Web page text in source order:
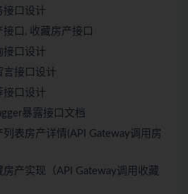
接口设计
口, 收藏房产接口
接口设计
言接口设计
接口设计
暴露接口文档
表房产详情(API Gateway调用房
产实现（API Gateway调用收藏